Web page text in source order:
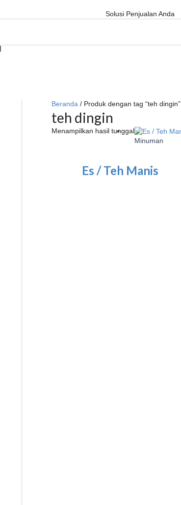
Solusi Penjualan Anda
Beranda / Produk dengan tag “teh dingin”
teh dingin
Menampilkan hasil tunggal
Minuman
Es / Teh Manis